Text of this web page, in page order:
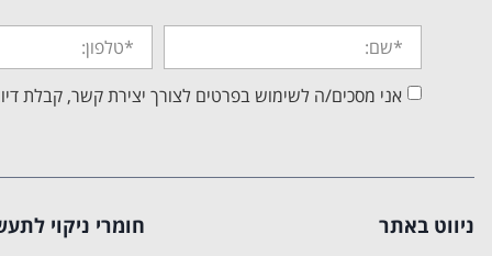
אני מסכים/ה לשימוש בפרטים לצורך יצירת קשר, קבלת
ניווט באתר חומרי ניקוי